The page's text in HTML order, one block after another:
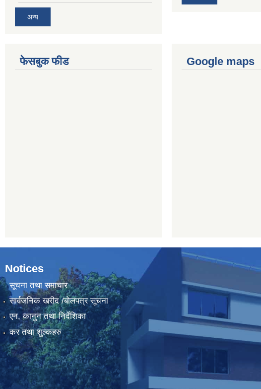
अन्य
फेसबुक फीड Google maps
Notices
सूचना तथा समाचार
सार्वजनिक खरीद /बोलपत्र सूचना
एन, कानुन तथा निर्देशिका
कर तथा शुल्कहरु